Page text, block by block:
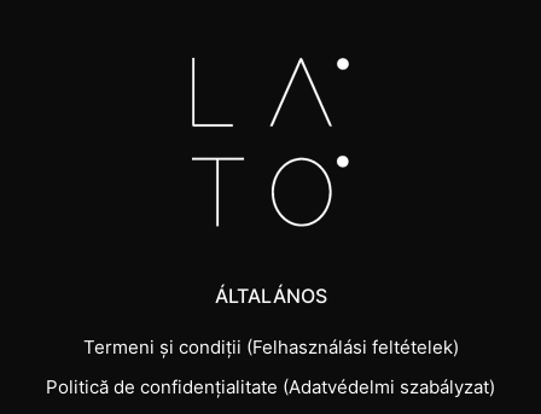
ÁLTALÁNOS
Termeni și condiții (Felhasználási feltételek)
Politică de confidențialitate (Adatvédelmi szabályzat)